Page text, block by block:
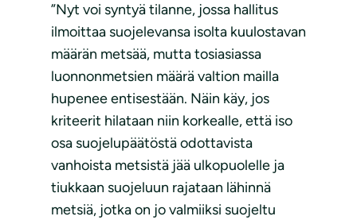
”Nyt voi syntyä tilanne, jossa hallitus
ilmoittaa suojelevansa isolta kuulostavan
määrän metsää, mutta tosiasiassa
luonnonmetsien määrä valtion mailla
hupenee entisestään. Näin käy, jos
kriteerit hilataan niin korkealle, että iso
osa suojelupäätöstä odottavista
vanhoista metsistä jää ulkopuolelle ja
tiukkaan suojeluun rajataan lähinnä
metsiä, jotka on jo valmiiksi suojeltu